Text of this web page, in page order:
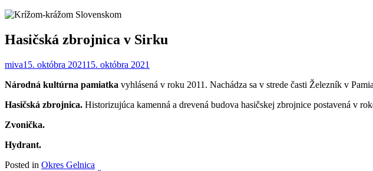
Hasičská zbrojnica v Sirku
miva15. októbra 202115. októbra 2021
Národná kultúrna pamiatka vyhlásená v roku 2011. Nachádza sa v strede časti Železník v
Hasičská zbrojnica. Historizujúca kamenná a drevená budova hasičskej zbrojnice postavená v
Zvonička.
Hydrant.
Posted in Okres Gelnica